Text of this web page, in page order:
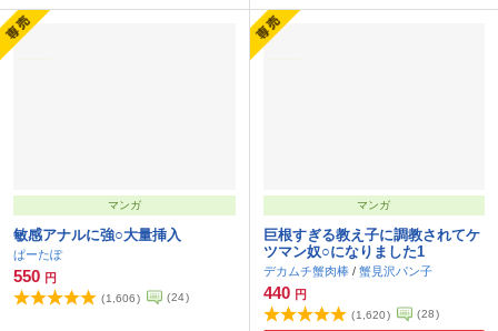
マンガ
敏感アナルに強○大量挿入
ぱーたぽ
550 円
(1,606) (24)
マンガ
巨根すぎる教え子に調教されてケ
ツマン奴○になりました1
デカムチ蟹肉棒 / 蟹見沢パン子
440 円
( 1,620) (28)